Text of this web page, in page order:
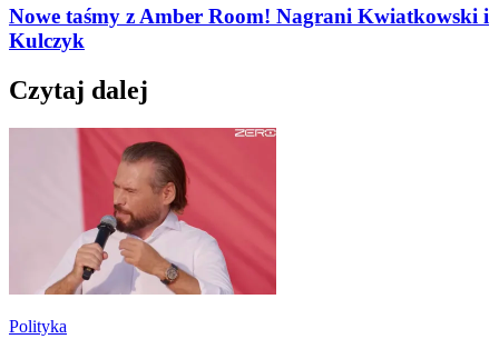
Nowe taśmy z Amber Room! Nagrani Kwiatkowski i
Kulczyk
Czytaj dalej
Polityka